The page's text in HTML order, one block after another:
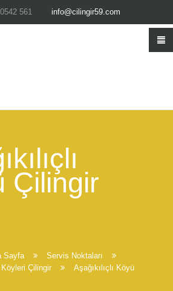
561 info@cilingir59.com
Çilingir
Sayfa
Servis Noktaları
Çilingir
Aşağıkılıçlı Köyü